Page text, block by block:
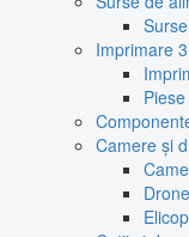
Imprimare
Camere și